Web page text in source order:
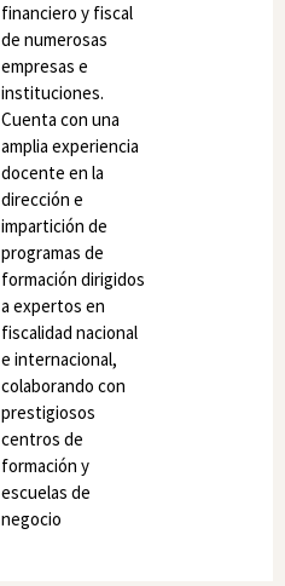
financiero y fiscal
de numerosas
empresas e
instituciones.
Cuenta con una
amplia experiencia
docente en la
dirección e
impartición de
programas de
formación dirigidos
a expertos en
fiscalidad nacional
e internacional,
colaborando con
prestigiosos
centros de
formación y
escuelas de
negocio